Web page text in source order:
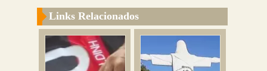
Links Relacionados